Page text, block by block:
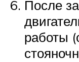
После
работы